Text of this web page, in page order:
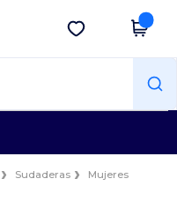
Descargar app
Sudaderas
Mujeres